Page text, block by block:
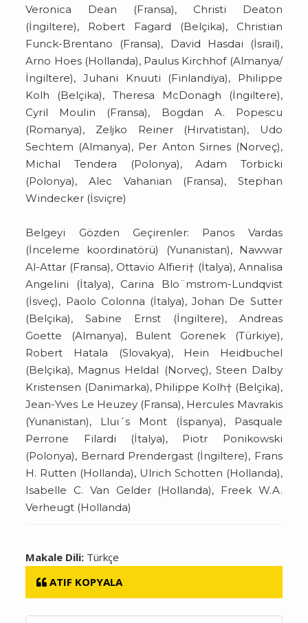
Veronica Dean (Fransa), Christi Deaton
(İngiltere), Robert Fagard (Belçika), Christian
Funck-Brentano (Fransa), David Hasdai (İsrail),
Arno Hoes (Hollanda), Paulus Kirchhof (Almanya/
İngiltere), Juhani Knuuti (Finlandiya), Philippe
Kolh (Belçika), Theresa McDonagh (İngiltere),
Cyril Moulin (Fransa), Bogdan A. Popescu
(Romanya), Zeljko Reiner (Hırvatistan), Udo
Sechtem (Almanya), Per Anton Sirnes (Norveç),
Michal Tendera (Polonya), Adam Torbicki
(Polonya), Alec Vahanian (Fransa), Stephan
Windecker (İsviçre)
Belgeyi Gözden Geçirenler: Panos Vardas
(İnceleme koordinatörü) (Yunanistan), Nawwar
Al-Attar (Fransa), Ottavio Alfieri† (İtalya), Annalisa
Angelini (İtalya), Carina Blo¨mstrom-Lundqvist
(İsveç), Paolo Colonna (İtalya), Johan De Sutter
(Belçika), Sabine Ernst (İngiltere), Andreas
Goette (Almanya), Bulent Gorenek (Türkiye),
Robert Hatala (Slovakya), Hein Heidbuchel
(Belçika), Magnus Heldal (Norveç), Steen Dalby
Kristensen (Danimarka), Philippe Kolh† (Belçika),
Jean-Yves Le Heuzey (Fransa), Hercules Mavrakis
(Yunanistan), Lluı´s Mont (İspanya), Pasquale
Perrone Filardi (İtalya), Piotr Ponikowski
(Polonya), Bernard Prendergast (İngiltere), Frans
H. Rutten (Hollanda), Ulrich Schotten (Hollanda),
Isabelle C. Van Gelder (Hollanda), Freek W.A.
Verheugt (Hollanda)
Makale Dili: Türkçe
ATIF KOPYALA